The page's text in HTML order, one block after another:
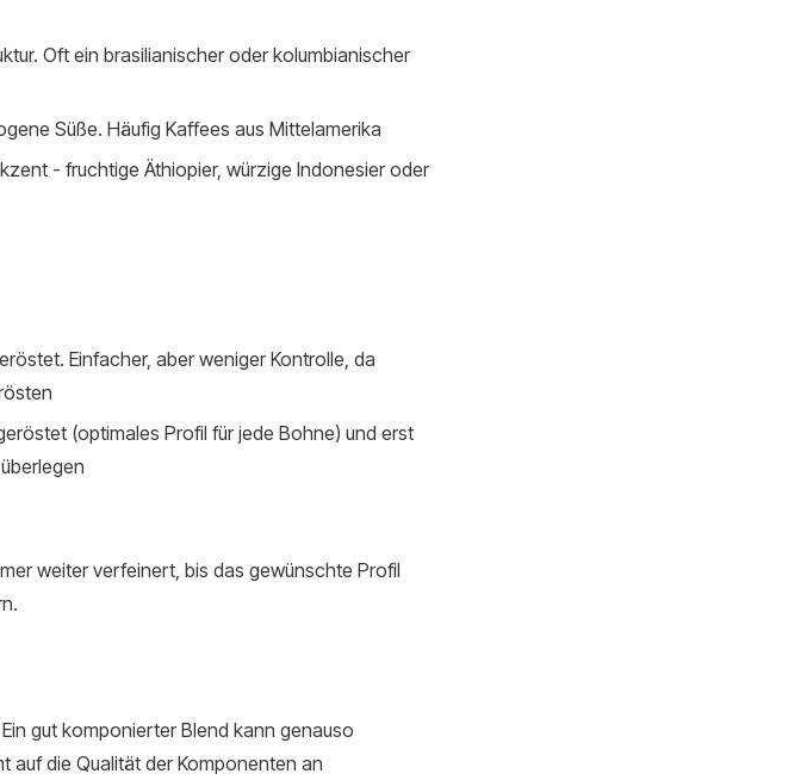
Oft ein brasilianischer oder kolumbianischer
Süße. Häufig Kaffees aus Mittelamerika
- fruchtige Äthiopier, würzige Indonesier oder
Einfacher, aber weniger Kontrolle, da
(optimales Profil für jede Bohne) und erst
weiter verfeinert, bis das gewünschte Profil
gut komponierter Blend kann genauso
auf die Qualität der Komponenten an